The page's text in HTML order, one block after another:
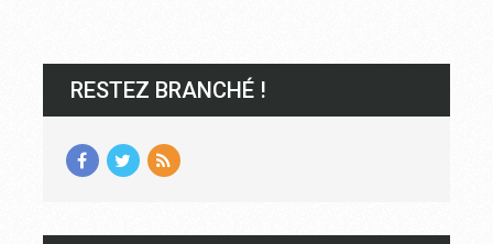
RESTEZ BRANCHÉ !